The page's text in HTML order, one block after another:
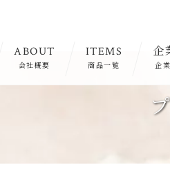
ABOUT
会社概要
ITEMS
商品一覧
企
企